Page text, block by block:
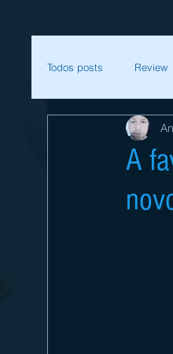
Todos posts Review
Mega
Sessão Retro
A